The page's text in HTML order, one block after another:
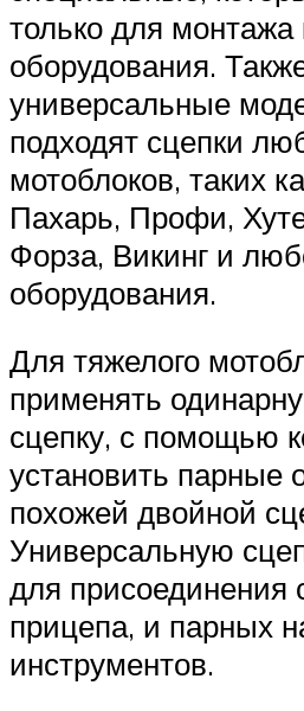
только для монтажа
оборудования.
универсальные
подходят сцепки
мотоблоков, таких
Пахарь, Профи,
Форза, Викинг и
оборудования.
Для тяжелого
применять
сцепку, с помощью
установить парные
похожей двойной
Универсальную
для присоединения
прицепа, и парных
инструментов.